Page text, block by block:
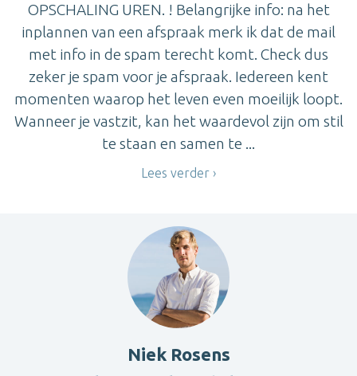
OPSCHALING UREN. ! Belangrijke info: na het
inplannen van een afspraak merk ik dat de mail
met info in de spam terecht komt. Check dus
zeker je spam voor je afspraak. Iedereen kent
momenten waarop het leven even moeilijk loopt.
Wanneer je vastzit, kan het waardevol zijn om stil
te staan en samen te ...
Lees verder
Niek Rosens